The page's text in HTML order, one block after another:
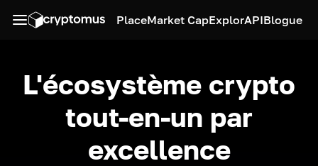
PlaceMarket CapExplorAPIBlogue
L'écosystème crypto
tout-en-un par
excellence